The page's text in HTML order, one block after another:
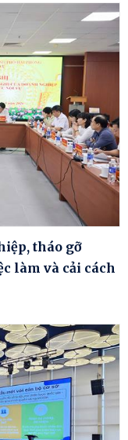
tháo gỡ
làm và cải cách